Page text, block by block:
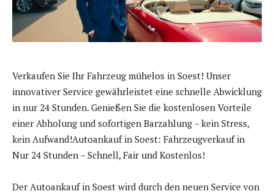
Verkaufen Sie Ihr Fahrzeug mühelos in Soest! Unser
innovativer Service gewährleistet eine schnelle Abwicklung
in nur 24 Stunden. Genießen Sie die kostenlosen Vorteile
einer Abholung und sofortigen Barzahlung – kein Stress,
kein Aufwand!Autoankauf in Soest: Fahrzeugverkauf in
Nur 24 Stunden – Schnell, Fair und Kostenlos!
Der Autoankauf in Soest wird durch den neuen Service von